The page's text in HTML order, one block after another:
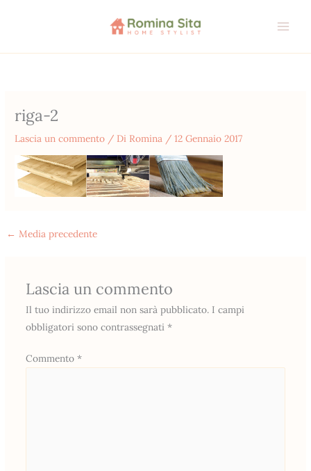
riga-2
Lascia un commento / Di Romina /12 Gennaio 2017
← Media precedente
Lascia un commento
Il tuo indirizzo email non sarà pubblicato. I campi
obbligatori sono contrassegnati *
Commento *